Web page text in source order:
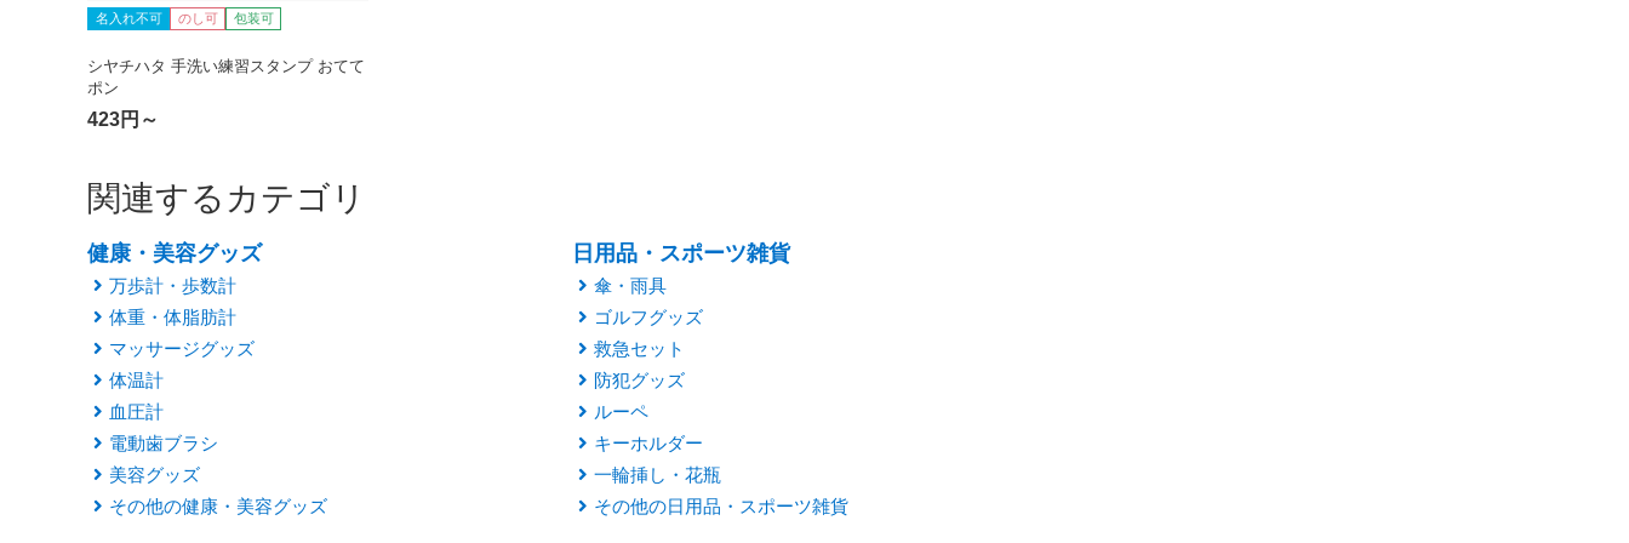
名入れ不可 のし可 包装可
シヤチハタ 手洗い練習スタンプ おてて
ポン
423円～
関連するカテゴリ
健康・美容グッズ
万歩計・歩数計
体重・体脂肪計
マッサージグッズ
体温計
血圧計
電動歯ブラシ
美容グッズ
その他の健康・美容グッズ
日用品・スポーツ雑貨
傘・雨具
ゴルフグッズ
救急セット
防犯グッズ
ルーペ
キーホルダー
一輪挿し・花瓶
その他の日用品・スポーツ雑貨